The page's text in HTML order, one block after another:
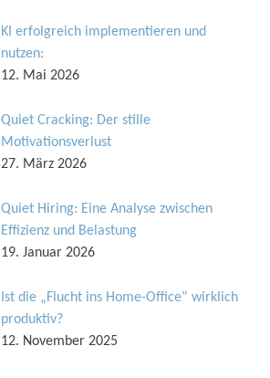
KI erfolgreich implementieren und
nutzen:
12. Mai 2026
Quiet Cracking: Der stille
Motivationsverlust
27. März 2026
Quiet Hiring: Eine Analyse zwischen
Effizienz und Belastung
19. Januar 2026
Ist die „Flucht ins Home-Office“ wirklich
produktiv?
12. November 2025